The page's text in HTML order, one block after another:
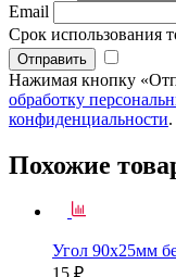
Email
Срок использования
Нажимая кнопку
обработку
конфиденциальности.
Похожие
Угол 90х25мм